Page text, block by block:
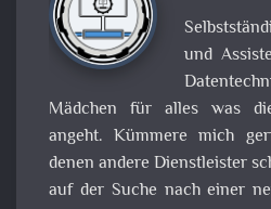
und
Mädchen für alles was
angeht. Kümmere mich
denen andere Dienstleister
auf der Suche nach einer